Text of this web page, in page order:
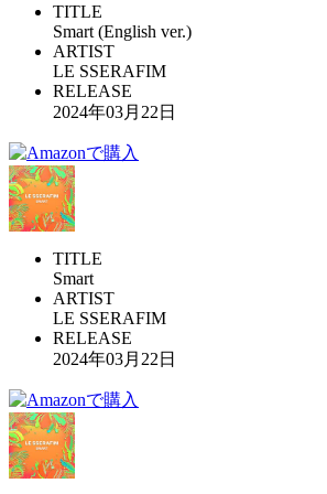
TITLE
Smart (English ver.)
ARTIST
LE SSERAFIM
RELEASE
2024年03月22日
TITLE
Smart
ARTIST
LE SSERAFIM
RELEASE
2024年03月22日